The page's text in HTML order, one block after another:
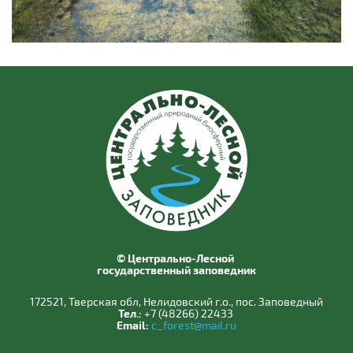
© Центрально-Лесной
государственный заповедник
172521, Тверская обл, Нелидовский г.о., пос. Заповедный
Тел.: +7 (48266) 22433
Email: c_forest@mail.ru